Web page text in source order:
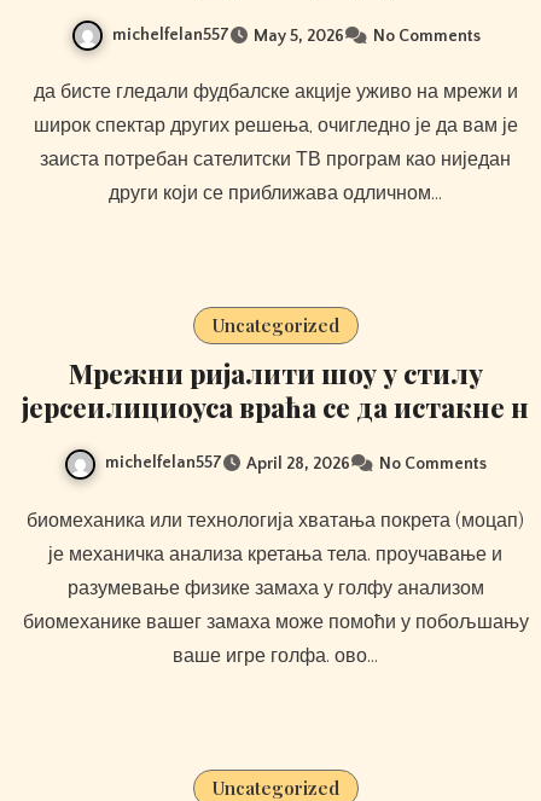
michelfelan557 May 5, 2026 No Comments
да бисте гледали фудбалске акције уживо на мрежи и
широк спектар других решења, очигледно је да вам је
заиста потребан сателитски ТВ програм као ниједан
други који се приближава одличном…
Uncategorized
Мрежни ријалити шоу у стилу
јерсеилициоуса враћа се да истакне н
michelfelan557 April 28, 2026 No Comments
биомеханика или технологија хватања покрета (моцап)
је механичка анализа кретања тела. проучавање и
разумевање физике замаха у голфу анализом
биомеханике вашег замаха може помоћи у побољшању
ваше игре голфа. ово…
Uncategorized